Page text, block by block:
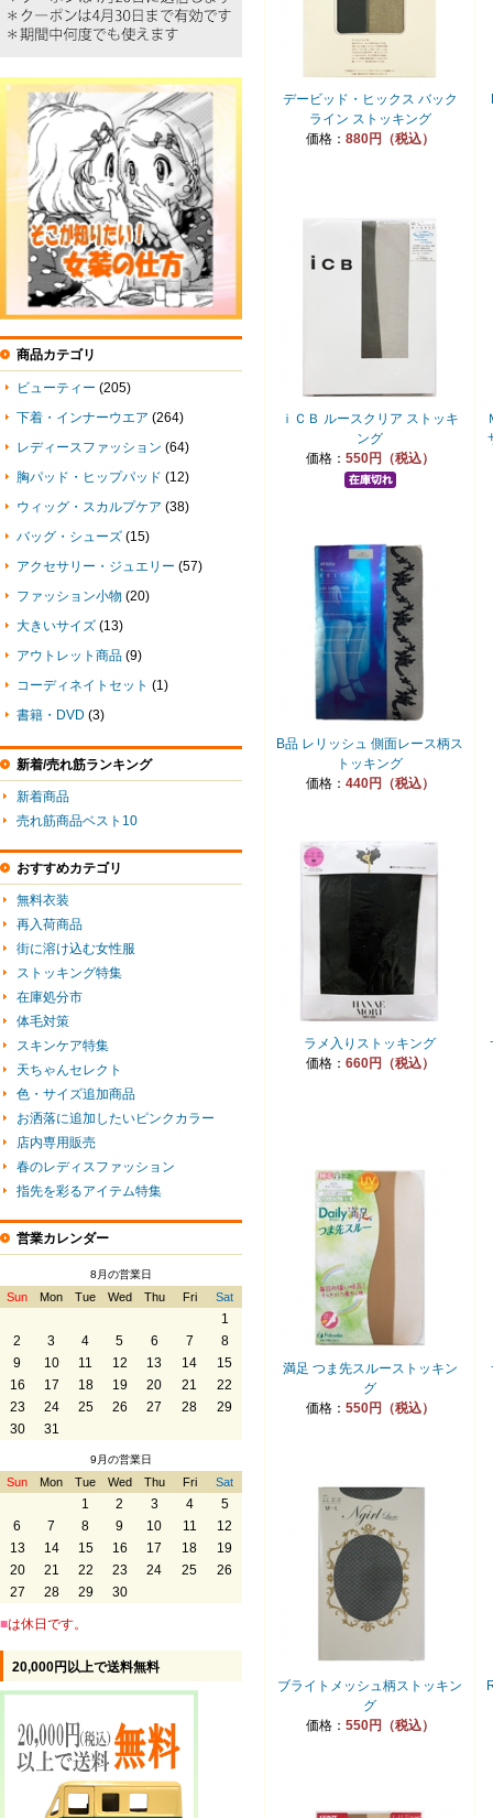
デービッド・ヒックス バック
ライン ストッキング
価格： 880円（税込）
ｉＣＢ ルースクリア ストッキ
ング
価格： 550円（税込）
B品 レリッシュ 側面レース柄ス
トッキング
価格： 440円（税込）
ラメ入りストッキング
価格： 660円（税込）
満足 つま先スルーストッキン
グ
価格： 550円（税込）
ブライトメッシュ柄ストッキン
グ
価格： 550円（税込）
商品カテゴリ
ビューティー (205)
下着・インナーウエア (264)
レディースファッション (64)
胸パッド・ヒップパッド (12)
ウィッグ・スカルプケア (38)
バッグ・シューズ (15)
アクセサリー・ジュエリー (57)
ファッション小物 (20)
大きいサイズ (13)
アウトレット商品 (9)
コーディネイトセット (1)
書籍・DVD (3)
新着/売れ筋ランキング
新着商品
売れ筋商品ベスト10
おすすめカテゴリ
無料衣装
再入荷商品
街に溶け込む女性服
ストッキング特集
在庫処分市
体毛対策
スキンケア特集
天ちゃんセレクト
色・サイズ追加商品
お洒落に追加したいピンクカラー
店内専用販売
春のレディスファッション
指先を彩るアイテム特集
営業カレンダー
8月の営業日
Sun Mon Tue Wed Thu Fri Sat
1
2
3 4 5 6 7
8
9
10 11 12 13 14
15
16
17 18 19 20 21
22
23
24 25 26 27 28
29
30
31
9月の営業日
Sun Mon Tue Wed Thu Fri Sat
1 2 3 4
5
6
7 8 9 10 11
12
13
14 15 16 17 18
19
20
21 22 23 24 25
26
27
28 29 30
■は休日です。
20,000円以上で送料無料